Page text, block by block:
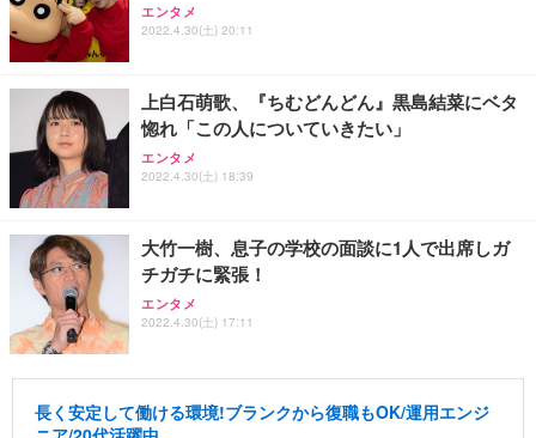
エンタメ
2022.4.30(土) 20:11
上白石萌歌、『ちむどんどん』黒島結菜にベタ
惚れ「この人についていきたい」
エンタメ
2022.4.30(土) 18:39
大竹一樹、息子の学校の面談に1人で出席しガ
チガチに緊張！
エンタメ
2022.4.30(土) 17:11
長く安定して働ける環境!ブランクから復職もOK/運用エンジ